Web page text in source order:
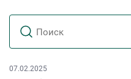
07.02.2025